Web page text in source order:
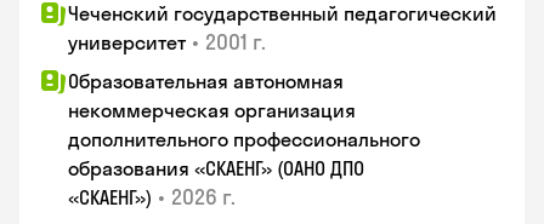
Чеченский государственный педагогический
университет • 2001 г.
Образовательная автономная
некоммерческая организация
дополнительного профессионального
образования «СКАЕНГ» (ОАНО ДПО
«СКАЕНГ») • 2026 г.